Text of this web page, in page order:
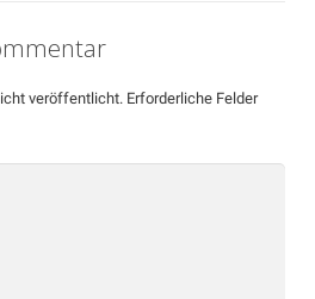
veröffentlicht. Erforderliche Felder